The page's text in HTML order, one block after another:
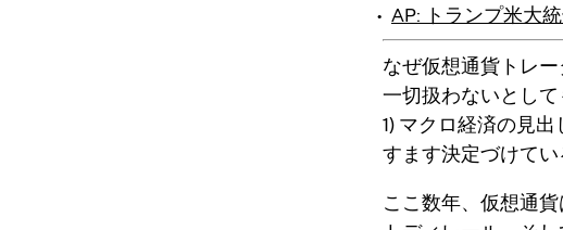
AP: トランプ米大
なぜ仮想通貨トレ
一切扱わないとして
1) マクロ経済の見
すます決定づけてい
ここ数年、仮想通